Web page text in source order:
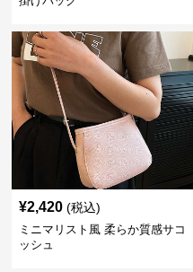
¥2,420 (税込)
ミニマリスト風 柔らか質感サコ
ッシュ